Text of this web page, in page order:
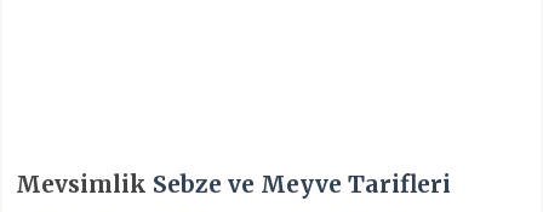
Mevsimlik Sebze ve Meyve Tarifleri